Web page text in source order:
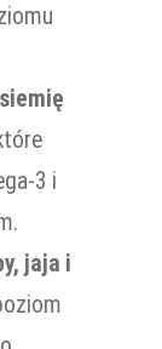
3 i
jaja i